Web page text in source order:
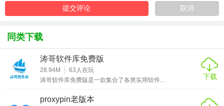
风灵月影修改器以其强大的功能、安全稳定的性能以及简单
是资深玩家，都能通过这款软件轻松提升游戏体验，享受游
新和完善的用户支持也确保了软件的长期可用性和可靠性。
同类下载
涛哥软件库免费版
28.94M 63 人在玩
涛哥软件库免费版是一款集合了各类实用软件...
下载
proxypin老版本